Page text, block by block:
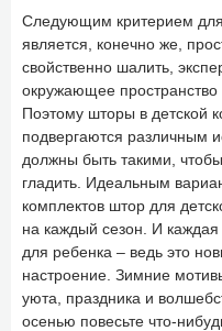
Следующим критерием
является, конечно же,
свойственно шалить,
окружающее
Поэтому шторы в детской
подвергаются различным
должны быть такими,
гладить. Идеальным
комплектов штор для
на каждый сезон. И
для ребенка – ведь это
настроение. Зимние
уюта, праздника и
осенью повесьте что-